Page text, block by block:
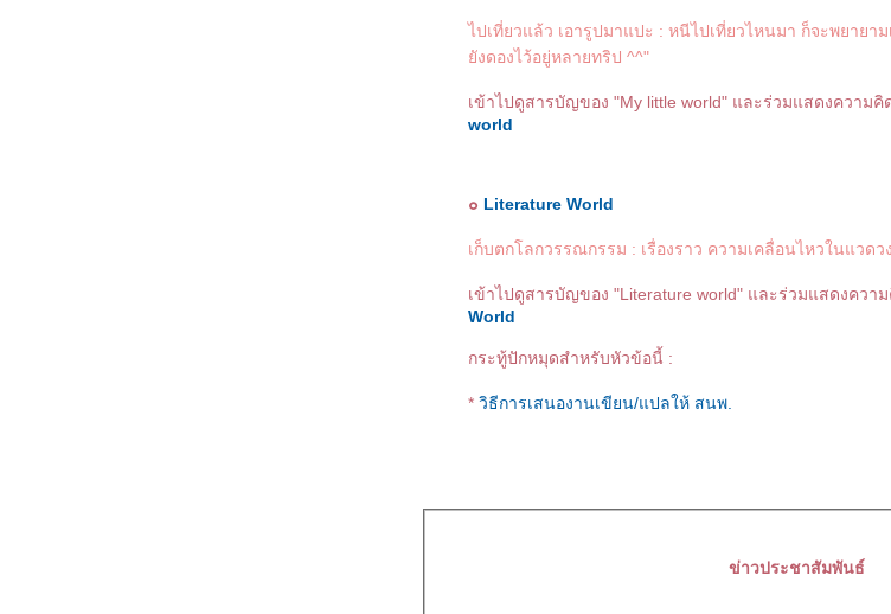
ไปเที่ยวแล้ว เอารูปมาแปะ : หนีไปเที่ยวไหนมา ก็จะพยาย
ังดองไว้อยู่หลายทริป ^^"
เข้าไปดูสารบัญของ "My little world" และร่วมแสดงความคิ
world
๐ Literature World
เก็บตกโลกวรรณกรรม : เรื่องราว ความเคลื่อนไหวในแวด
เข้าไปดูสารบัญของ "Literature world" และร่วมแสดงควา
World
กระทู้ปักหมุดสำหรับหัวข้อนี้ :
* วิธีการเสนองานเขียน/แปลให้ สนพ.
ข่าวประชาสัมพันธ์